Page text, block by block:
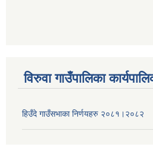
विरुवा गाउँपालिका
हिउँदे गाउँसभाका निर्णयहरु २०८१।२०८२